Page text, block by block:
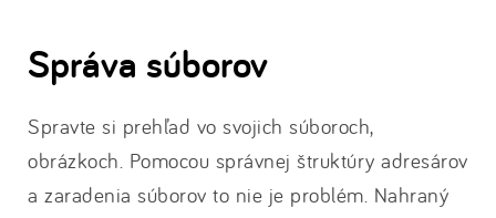
Správa súborov
Spravte si prehľad vo svojich súboroch,
obrázkoch. Pomocou správnej štruktúry adresárov
a zaradenia súborov to nie je problém. Nahraný